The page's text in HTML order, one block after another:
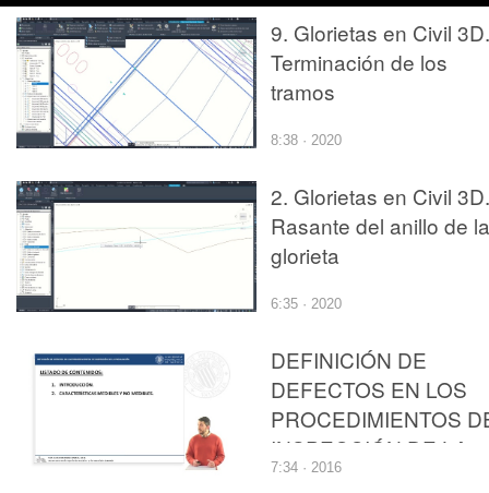
9. Glorietas en Civil 3D.
Terminación de los
tramos
8:38 · 2020
2. Glorietas en Civil 3D.
Rasante del anillo de la
glorieta
6:35 · 2020
DEFINICIÓN DE
DEFECTOS EN LOS
PROCEDIMIENTOS
INSPECCIÓN DE LA
PRODUCCIÓN
7:34 · 2016